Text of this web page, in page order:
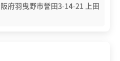
府羽曳野市誉田3-14-21 上田